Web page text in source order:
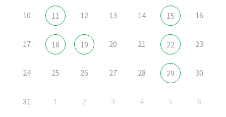
10 11 12 13 14 15 16
17 18 19 20 21 22 23
24 25 26 27 28 29 30
31 1 2 3 4 5 6